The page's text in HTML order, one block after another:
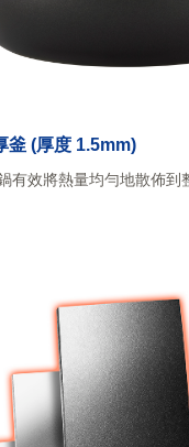
釜 (厚度 1.5mm)
有效將熱量均勻地散佈到